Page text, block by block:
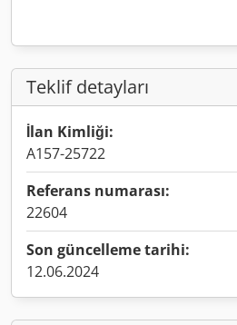
Teklif detayları
İlan Kimliği:
A157-25722
Referans numarası:
22604
Son güncelleme tarihi:
12.06.2024